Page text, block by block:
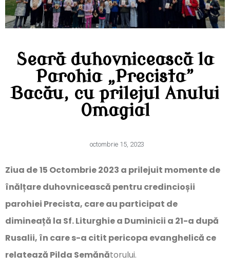
Seară duhovnicească la
Parohia „Precista”
Bacău, cu prilejul Anului
Omagial
octombrie 15, 2023
Ziua de15 Octombrie 2023 a prilejuit momente de
înălțare duhovnicească pentru credincioșii
parohiei Precista, care au participat de
dimineață la Sf. Liturghie a Duminicii a 21-a după
Rusalii, în care s-a citit pericopa evanghelică ce
relatează Pilda Semănătorului.